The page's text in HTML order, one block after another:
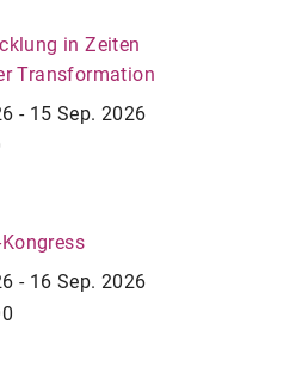
in Zeiten
Transformation
- 15 Sep. 2026
- 16 Sep. 2026